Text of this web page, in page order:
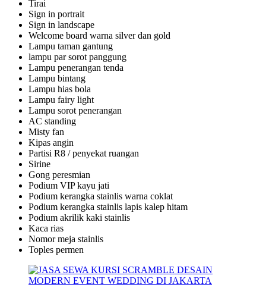
Tirai
Sign in portrait
Sign in landscape
Welcome board warna silver dan gold
Lampu taman gantung
lampu par sorot panggung
Lampu penerangan tenda
Lampu bintang
Lampu hias bola
Lampu fairy light
Lampu sorot penerangan
AC standing
Misty fan
Kipas angin
Partisi R8 / penyekat ruangan
Sirine
Gong peresmian
Podium VIP kayu jati
Podium kerangka stainlis warna coklat
Podium kerangka stainlis lapis kalep hitam
Podium akrilik kaki stainlis
Kaca rias
Nomor meja stainlis
Toples permen